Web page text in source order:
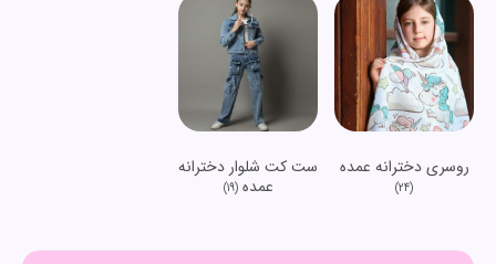
روسری دخترانه عمده
(24)
ست کت شلوار دخترانه
عمده(19)